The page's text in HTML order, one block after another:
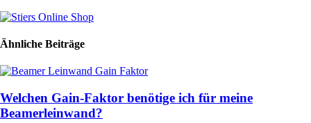
Ähnliche Beiträge
Welchen Gain-Faktor benötige ich für meine
Beamerleinwand?